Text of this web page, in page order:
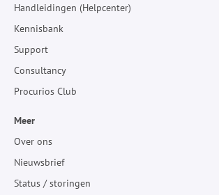
Handleidingen (Helpcenter)
Kennisbank
Support
Consultancy
Procurios Club
Meer
Over ons
Nieuwsbrief
Status / storingen